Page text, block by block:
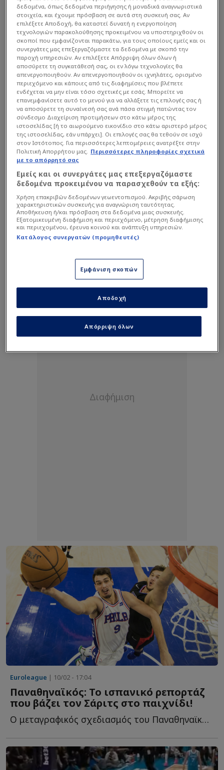
Τελευταία νέα
Euroleague| 29/04 - 19:45
Χάνεται μεταγραφικός στόχος
Ολυμπιακού, ΠΑΟ - Η ομάδα που τον
έπεισε
Τι προκύπτει για παίκτη που φερόταν...
Euroleague | 10/02 - 17:04
Παναθηναϊκός: Το ισπανικό ρεπορτάζ
που βάζει τον Σάριτς στο παιχνίδι!
Ο μεταγραφικός σχεδιασμός του Παναθηναϊκού...
δεδομένα, όπως δεδομένα περιήγησης ή μοναδικά αναγνωριστικά
στοιχεία, και έχουμε πρόσβαση σε αυτά στη συσκευή σας. Αν
επιλέξετε Αποδοχή, θα καταστεί δυνατή η ενεργοποίηση
τεχνολογιών παρακολούθησης προκειμένου να υποστηριχθούν οι
σκοποί που εμφανίζονται παρακάτω, για τους οποίους εμείς και οι
συνεργάτες μας επεξεργαζόμαστε τα δεδομένα με σκοπό την
παροχή υπηρεσιών. Αν επιλέξετε Απόρριψη όλων όλων ή
αποσύρετε τη συγκατάθεσή σας, οι εν λόγω τεχνολογίες θα
απενεργοποιηθούν. Αν απενεργοποιηθούν οι ιχνηλάτες, ορισμένο
περιεχόμενο και κάποιες από τις διαφημίσεις που βλέπετε
ενδέχεται να μην είναι τόσο σχετικές με εσάς. Μπορείτε να
επανεμφανίσετε αυτό το μενού για να αλλάξετε τις επιλογές σας ή
να αποσύρετε τη συναίνεσή σας ανά πάσα στιγμή πατώντας τον
σύνδεσμο Διαχείριση προτιμήσεων στο κάτω μέρος της
ιστοσελίδας [ή το αιωρούμενο εικονίδιο στο κάτω αριστερό μέρος
της ιστοσελίδας, εάν υπάρχει]. Οι επιλογές σας θα τεθούν σε ισχύ
στον Ιστότοπος. Για περισσότερες λεπτομέρειες ανατρέξτε στην
Πολιτική Απορρήτου μας. Περισσότερες πληροφορίες σχετικά
με το απόρρητό σας
Εμείς και οι συνεργάτες μας επεξεργαζόμαστε
δεδομένα προκειμένου να παρασχεθούν τα εξής:
Χρήση επακριβών δεδομένων γεωεντοπισμού. Ακριβής σάρωση
χαρακτηριστικών συσκευής για αναγνώριση ταυτότητας.
Αποθήκευση ή/και πρόσβαση στα δεδομένα μιας συσκευής.
Εξατομικευμένη διαφήμιση και περιεχόμενο, μέτρηση διαφήμισης
και περιεχομένου, έρευνα κοινού και ανάπτυξη υπηρεσιών.
Κατάλογος συνεργατών (προμηθευτές)
Εμφάνιση σκοπών
Απόρριψη όλων
Αποδοχή